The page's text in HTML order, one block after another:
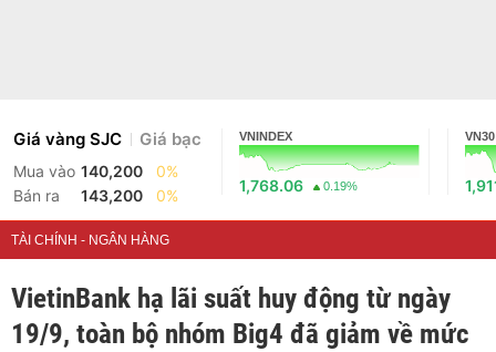
Giá vàng SJC Giá bạc
Mua vào 140,200
0%
Bán ra
143,200 0%
VNINDEX
1,768.06 0.19%
VN30
TÀI CHÍNH - NGÂN HÀNG
VietinBank hạ lãi suất huy động từ ngày
19/9, toàn bộ nhóm Big4 đã giảm về mức